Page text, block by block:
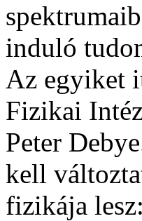
induló
Az egyiket
Fizikai
Peter
kell
fizikája